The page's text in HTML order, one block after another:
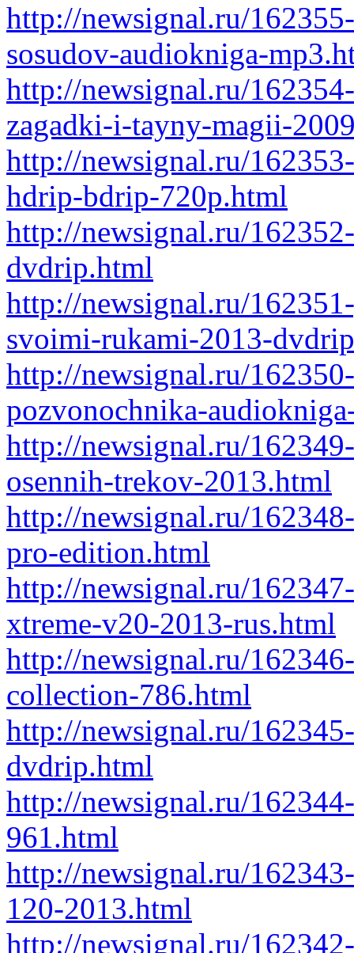
http://newsignal.ru/
sosudov-audiokniga-
http://newsignal.ru/
zagadki-i-tayny-magii-
http://newsignal.ru/
hdrip-bdrip-720p.html
http://newsignal.ru/
dvdrip.html
http://newsignal.ru/
svoimi-rukami-2013-
http://newsignal.ru/
pozvonochnika-
http://newsignal.ru/
osennih-trekov-2013.html
http://newsignal.ru/
pro-edition.html
http://newsignal.ru/
xtreme-v20-2013-rus.html
http://newsignal.ru/
collection-786.html
http://newsignal.ru/
dvdrip.html
http://newsignal.ru/
961.html
http://newsignal.ru/
120-2013.html
http://newsignal.ru/